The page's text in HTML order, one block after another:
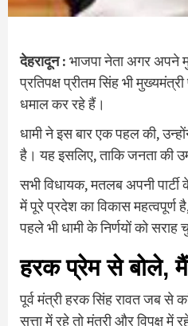
देहरादून : भाजपा नेता अगर अपने
प्रतिपक्ष प्रीतम सिंह भी
धमाल कर रहे हैं।
धामी ने इस बार एक पहल की,
है। यह इसलिए, ताकि जनता की
सभी विधायक, मतलब अपनी
में पूरे प्रदेश का विकास महत्वपूर्ण
पहले भी धामी के निर्णयों को सराह
हरक प्रेम से बोले,
पूर्व मंत्री हरक सिंह रावत जब से
सत्ता में रहे तो मंत्री और विपक्ष